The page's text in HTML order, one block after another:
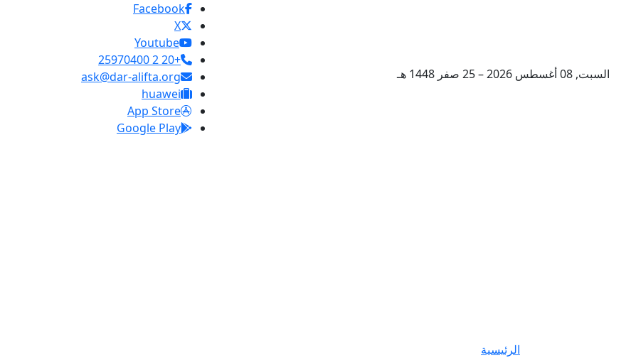
السبت, 08 أغسطس 2026 – 25 صفر 1448 هـ
Facebook
X
Youtube
+20 2 25970400
ask@dar-alifta.org
huawei
App Store
Google Play
الرئيسية